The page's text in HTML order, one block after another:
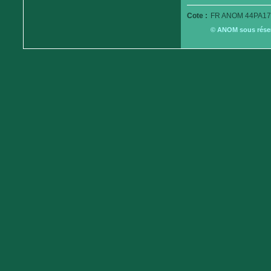
Cote : FR ANOM
© ANOM sous